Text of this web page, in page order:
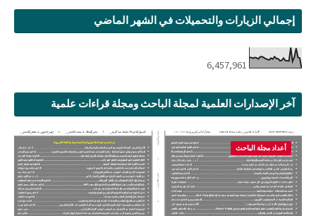
إجمالي الزيارات والتحميلات في الشهر الماضي
6,457,961
آخر الإصدارات العلمية لمجلة الباحث ومجلة قراءات علمية
أعداد مجلة الباحث